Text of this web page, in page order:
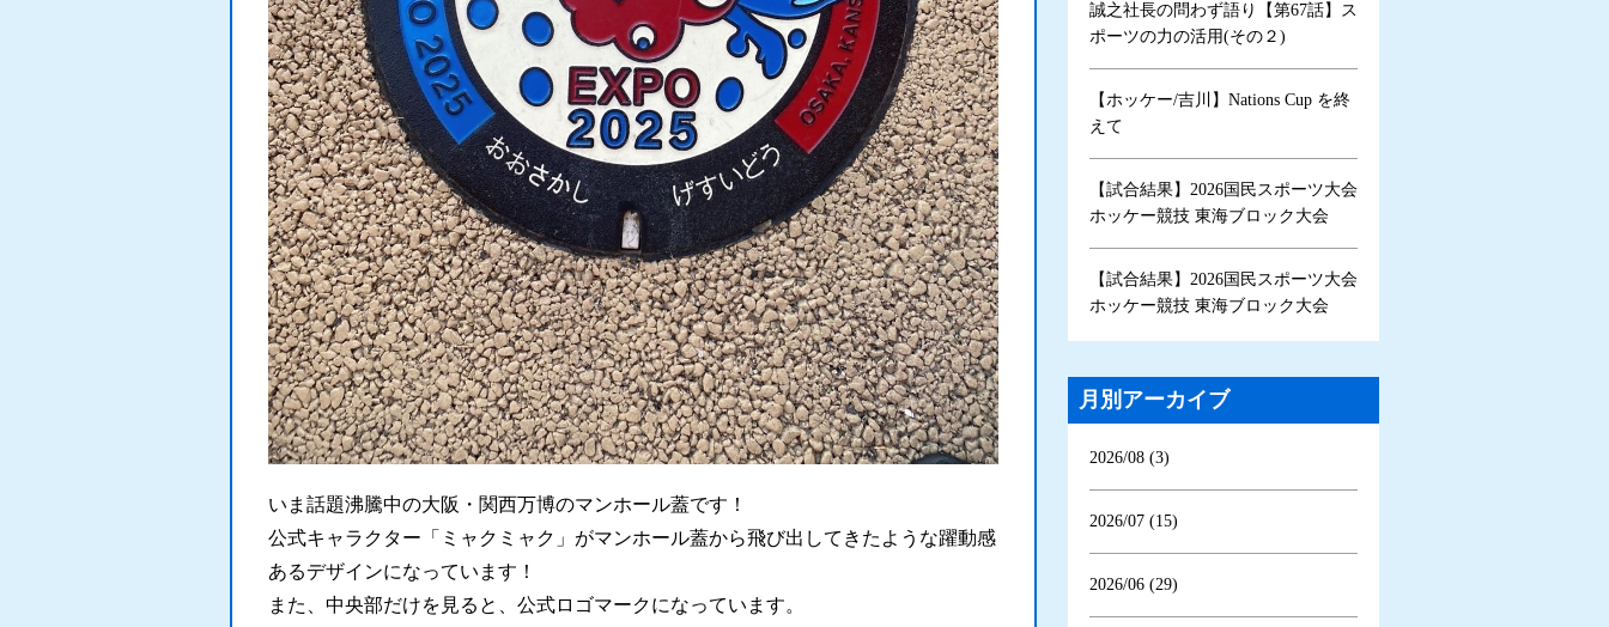
いま話題沸騰中の大阪・関西万博のマンホール蓋です！
公式キャラクター「ミャクミャク」がマンホール蓋から飛び出してきたような躍動感
あるデザインになっています！
また、中央部だけを見ると、公式ロゴマークになっています。
誠之社長の問わず語り【第67話】ス
ポーツの力の活用(その２)
【ホッケー/吉川】Nations Cup を終
えて
【試合結果】2026国民スポーツ大会
ホッケー競技 東海ブロック大会
【試合結果】2026国民スポーツ大会
ホッケー競技 東海ブロック大会
月別アーカイブ
2026/08 (3)
2026/07 (15)
2026/06 (29)